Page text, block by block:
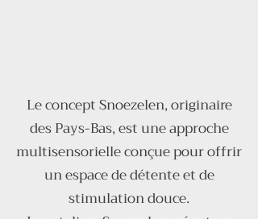
Le concept Snoezelen, originaire
des Pays-Bas, est une approche
multisensorielle conçue pour offrir
un espace de détente et de
stimulation douce.